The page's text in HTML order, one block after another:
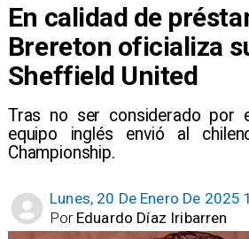
En calidad de
Brereton oficializa
Sheffield United
Tras no ser considerado por
equipo inglés envió al
Championship.
Lunes, 20 De Enero De 2025
Eduardo Díaz Iribarren
Por